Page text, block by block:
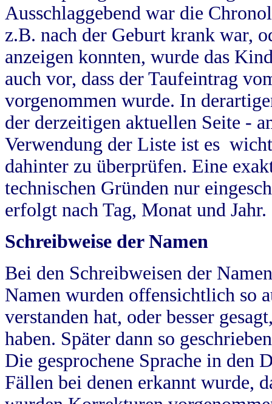
Ausschlaggebend war die
z.B. nach der Geburt krank war,
anzeigen konnten, wurde das
auch vor, dass der Taufeintrag
vorgenommen wurde. In
der derzeitigen aktuellen Seite -
Verwendung der Liste ist es
dahinter zu überprüfen. Eine
technischen Gründen nur
erfolgt nach Tag, Monat und Jahr.
Schreibweise der Namen
Bei den Schreibweisen der
Namen wurden offensichtlich so
verstanden hat, oder besser
haben. Später dann so
Die gesprochene Sprache in
Fällen bei denen erkannt wurde,